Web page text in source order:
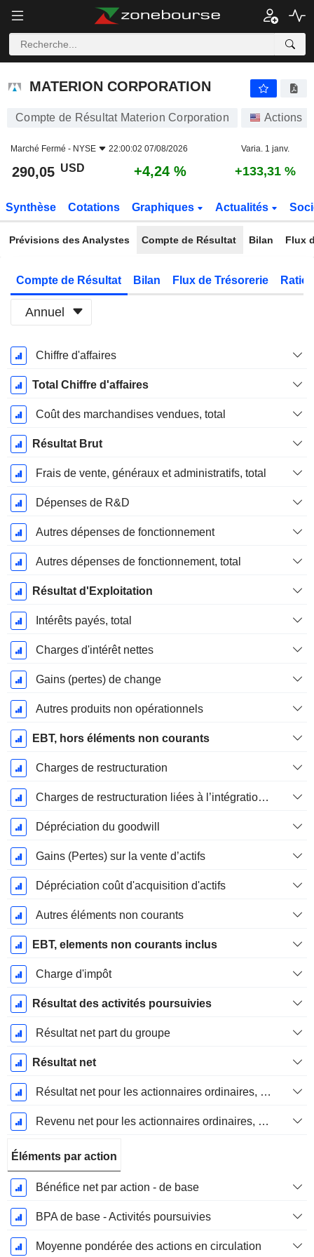
MATERION CORPORATION
MATERION CORPORATION
Compte de Résultat Materion Corporation Actions
Marché Fermé - NYSE 22:00:02 07/08/2026 Varia. 1 janv.
290,05 USD +4,24 % +133,31 %
Synthèse Cotations Graphiques Actualités
Prévisions des Analystes Compte de Résultat Bilan Flux
Compte de Résultat Bilan Flux de Trésorerie
Annuel
Période
Fiscale:
Décembre
Chiffre d'affaires
Total Chiffre d'affaires
Coût des marchandises vendues, total
Résultat Brut
Frais de vente, généraux et administratifs, total
Dépenses de R&D
Autres dépenses de fonctionnement
Autres dépenses de fonctionnement, total
Résultat d'Exploitation
Intérêts payés, total
Charges d'intérêt nettes
Gains (pertes) de change
Autres produits non opérationnels
EBT, hors éléments non courants
Charges de restructuration
Charges de restructuration liées à l’intégration d’une nouvelle activité (Fusions, Acquisitions)
Dépréciation du goodwill
Gains (Pertes) sur la vente d’actifs
Dépréciation coût d'acquisition d'actifs
Autres éléments non courants
EBT, elements non courants inclus
Charge d'impôt
Résultat des activités poursuivies
Résultat net part du groupe
Résultat net
Résultat net pour les actionnaires ordinaires, éléments exceptionnels inclus.
Revenu net pour les actionnaires ordinaires, hors éléments exceptionnelsRésultat net pour les actionnaires ordinaires, éléments exceptionnels exclus.
Éléments par action
Bénéfice net par action - de base
BPA de base - Activités poursuivies
Moyenne pondérée des actions en circulation